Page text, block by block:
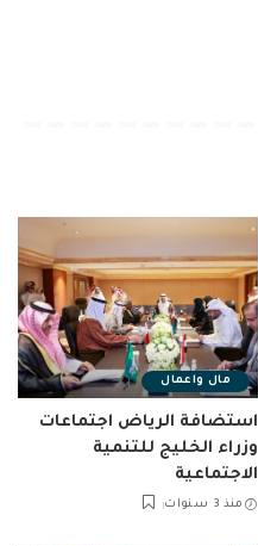
مال واعمال
استضافة الرياض اجتماعات
وزراء الخليج للتنمية
الاجتماعية
منذ 3 سنوات